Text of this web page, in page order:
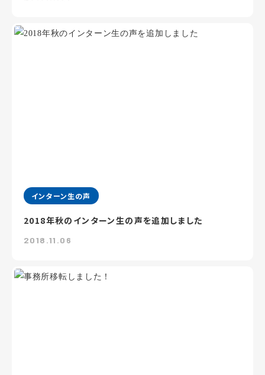
インターン生の声
2018年秋のインターン生の声を追加しました
2018.11.06